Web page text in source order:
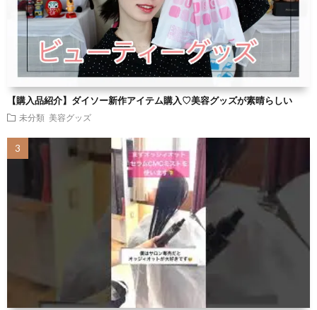
【購入品紹介】ダイソー新作アイテム購入♡美容グッズが素晴らしい
未分類 美容グッズ